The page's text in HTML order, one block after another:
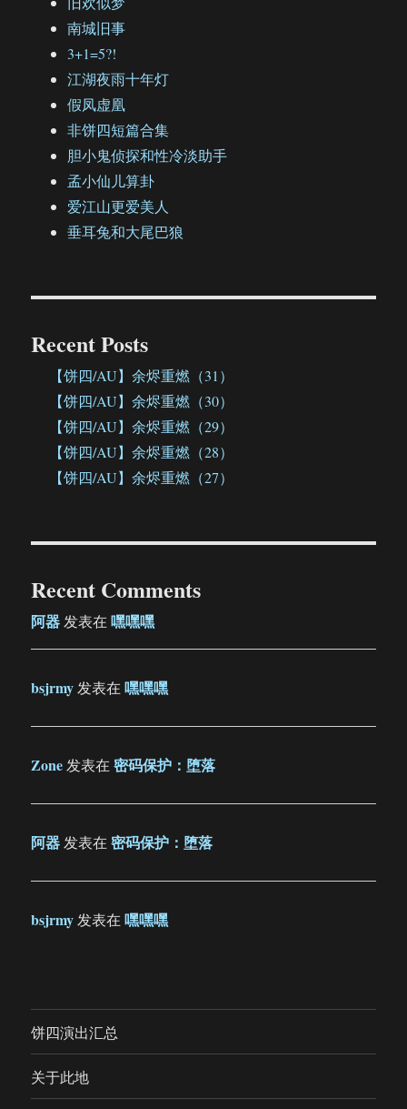
南城旧事
3+1=5?!
江湖夜雨十年灯
假凤虚凰
非饼四短篇合集
胆小鬼侦探和性冷淡助手
孟小仙儿算卦
爱江山更爱美人
垂耳兔和大尾巴狼
Recent Posts
【饼四/AU】余烬重燃（31）
【饼四/AU】余烬重燃（30）
【饼四/AU】余烬重燃（29）
【饼四/AU】余烬重燃（28）
【饼四/AU】余烬重燃（27）
Recent Comments
阿器发表在嘿嘿嘿
bsjrmy发表在嘿嘿嘿
Zone发表在密码保护：堕落
阿器发表在密码保护：堕落
bsjrmy发表在嘿嘿嘿
饼四演出汇总
关于此地